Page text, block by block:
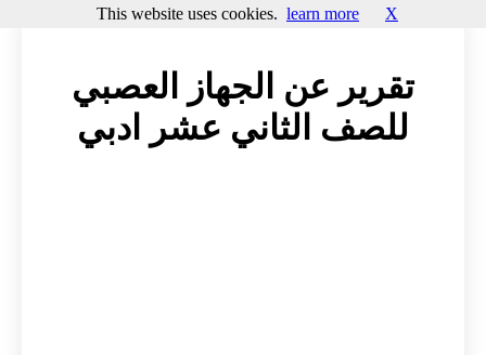
تقرير عن الجهاز العصبي
للصف الثاني عشر ادبي
This website uses cookies. learn more X